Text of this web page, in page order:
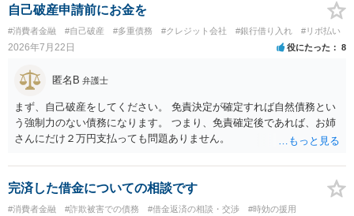
民事事件に関する手続をとり、弁護士等又は裁判所から書面によりそ
の旨の通知があつた場合において、正当な理由がないのに、債務者等
に対し、電話をかけ、電報を送達し、若しくはファクシミリ装置を用
いて送信し、又は訪問する方法により、当該債務を弁済することを要
求し、これに対し債務者等から直接要求しないよう求められたにもか
かわらず、更にこれらの方法で当該債務を弁済することを要求するこ
と。）に違反しています。監督官庁に行政処分を求める、裁判所に仮
処分申請、不退去罪が成立すれば警察に通報などの対応が考えられま
す。ご参考にしてください。
自己破産申請前にお金を
#消費者金融 #自己破産 #多重債務 #クレジット会社 #銀行借り入れ #リボ払い
2026年7月22日 役にたった 8
匿名B 弁護士
まず、自己破産をしてください。 免責決定が確定すれば自然債務とい
う強制力のない債務になります。 つまり、免責確定後であれば、お姉
さんにだけ２万円支払っても問題ありません。
完済した借金についての相談です
#消費者金融 #詐欺被害での債務 #借金返済の相談・交渉
#時効の援用